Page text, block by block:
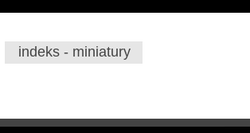
indeks - miniatury